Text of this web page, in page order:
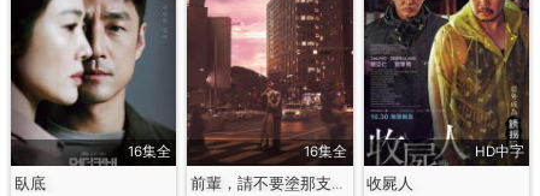
16集全
臥底
16集全
前輩，請不要塗那支口紅
HD中字
收屍人